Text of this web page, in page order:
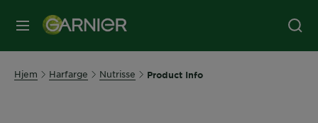
MENY
Hjem Harfarge Nutrisse Product Info